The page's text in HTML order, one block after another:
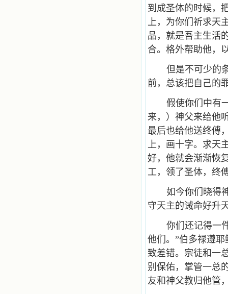
到成圣体的时候，
上，为你们祈求天
品，就是吾主生活
合。格外帮助他，
但是不可少的
前，总该把自己的
假使你们中有
来，）神父来给他
最后也给他送终傅
上，画十字。求天
好，他就会渐渐恢
工，领了圣体，终
如今你们晓得
守天主的诫命好升
你们还记得一
他们。”伯多禄遵
致差错。宗徒和一
别保佑，掌管一总
友和神父教归他管